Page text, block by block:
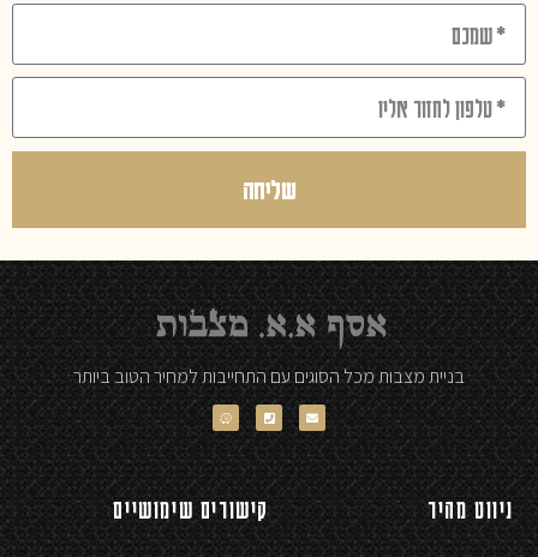
שליחה
בניית מצבות מכל הסוגים עם התחייבות למחיר הטוב ביותר
ניווט מהיר קישורים שימושיים